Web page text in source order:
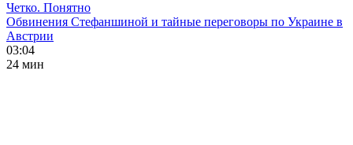
Четко. Понятно
Обвинения Стефаншиной и тайные переговоры по Украине в
Австрии
03:04
24 мин